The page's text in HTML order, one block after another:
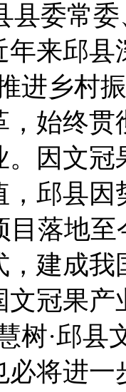
县委常
来邱
进乡村
，始终
。因文
，邱县
目落地
，建成
文冠果
树·邱县
必将进